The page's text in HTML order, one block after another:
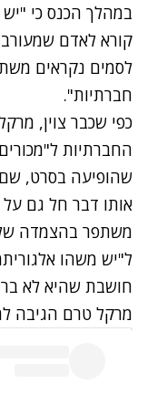
במהלך הכנס כי
קורא לאדם
לסמים נקראים
חברתיות".
כפי שכבר צוין,
החברתיות
שהופיעה בסרט,
אותו דבר חל גם
משתפר בהצמדה
ל"יש משהו
חושבת שהיא לא
מרקל טרם הגיבה